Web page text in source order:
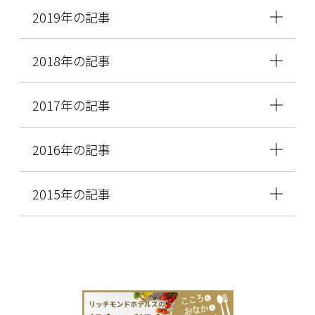
2019年の記事
2018年の記事
2017年の記事
2016年の記事
2015年の記事